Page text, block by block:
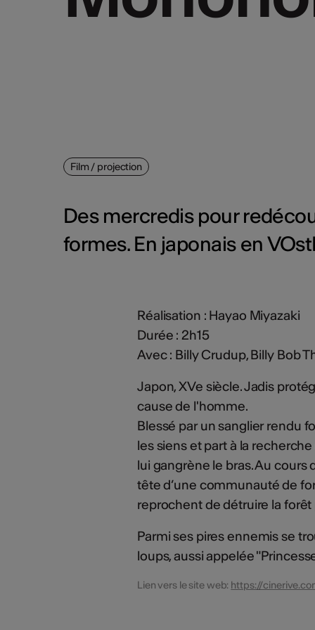
Film / projection
Des mercredis pour
formes. En japonais en
Réalisation : Hayao Miyazaki
Durée : 2h15
Avec : Billy Crudup, Billy Bob
Japon, XVe siècle. Jadis
cause de l'homme.
Blessé par un sanglier rendu
les siens et part à la
lui gangrène le bras. Au cours
tête d’une communauté de
reprochent de détruire la
Parmi ses pires ennemis se
loups, aussi appelée
Lien vers le site web: https://